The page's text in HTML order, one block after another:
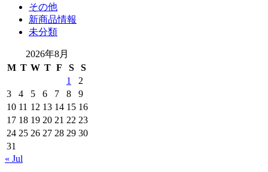
その他
新商品情報
未分類
2026年8月
M T W T F S
S
1
2
3
4 5 6 7 8
9
10 11 12 13 14 15 16
17 18 19 20 21 22 23
24 25 26 27 28 29 30
31
« Jul